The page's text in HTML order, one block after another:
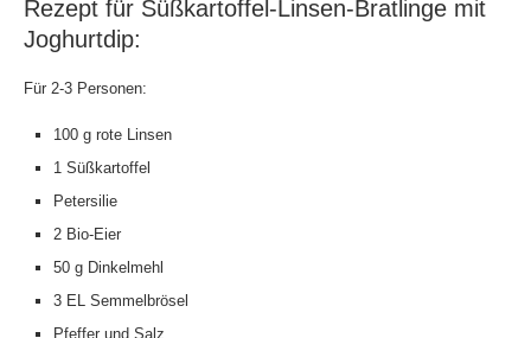
Rezept für Süßkartoffel-Linsen-Bratlinge mit
Joghurtdip:
Für 2-3 Personen:
100 g rote Linsen
1 Süßkartoffel
Petersilie
2 Bio-Eier
50 g Dinkelmehl
3 EL Semmelbrösel
Pfeffer und Salz